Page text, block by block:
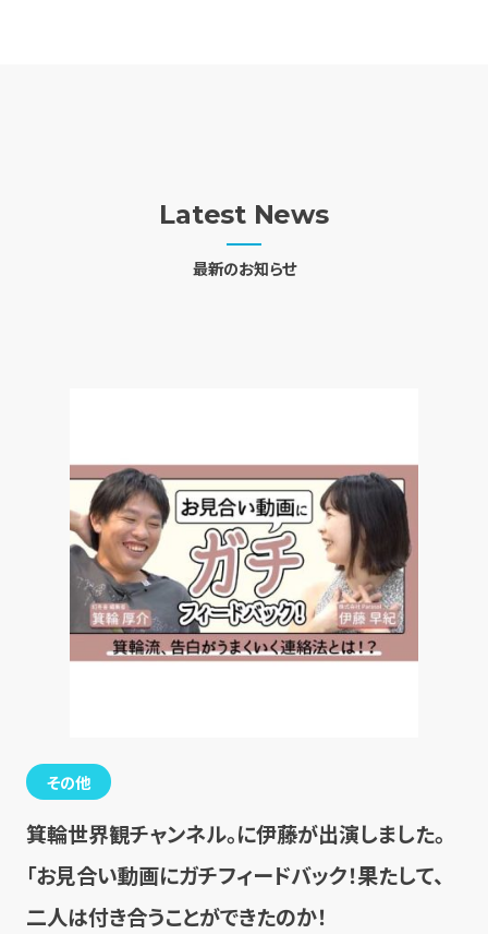
Latest News
最新のお知らせ
その他
箕輪世界観チャンネル。に伊藤が出演しました。
「お見合い動画にガチフィードバック！果たして、
二人は付き合うことができたのか！